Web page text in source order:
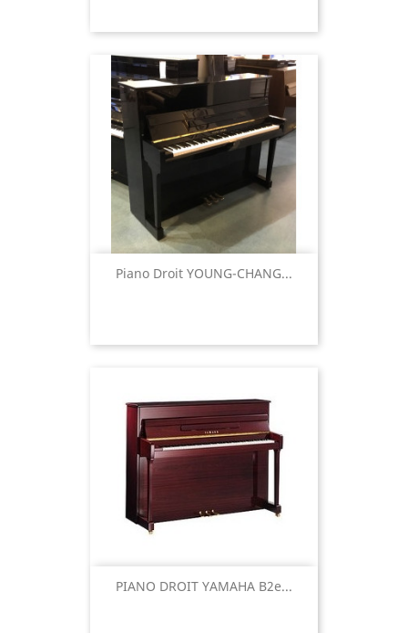
Piano Droit YOUNG-CHANG...
PIANO DROIT YAMAHA B2e...